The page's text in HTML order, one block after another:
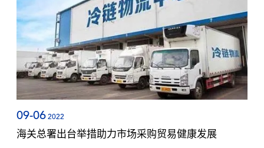
09-06 2022
海关总署出台举措助力市场采购贸易健康发展